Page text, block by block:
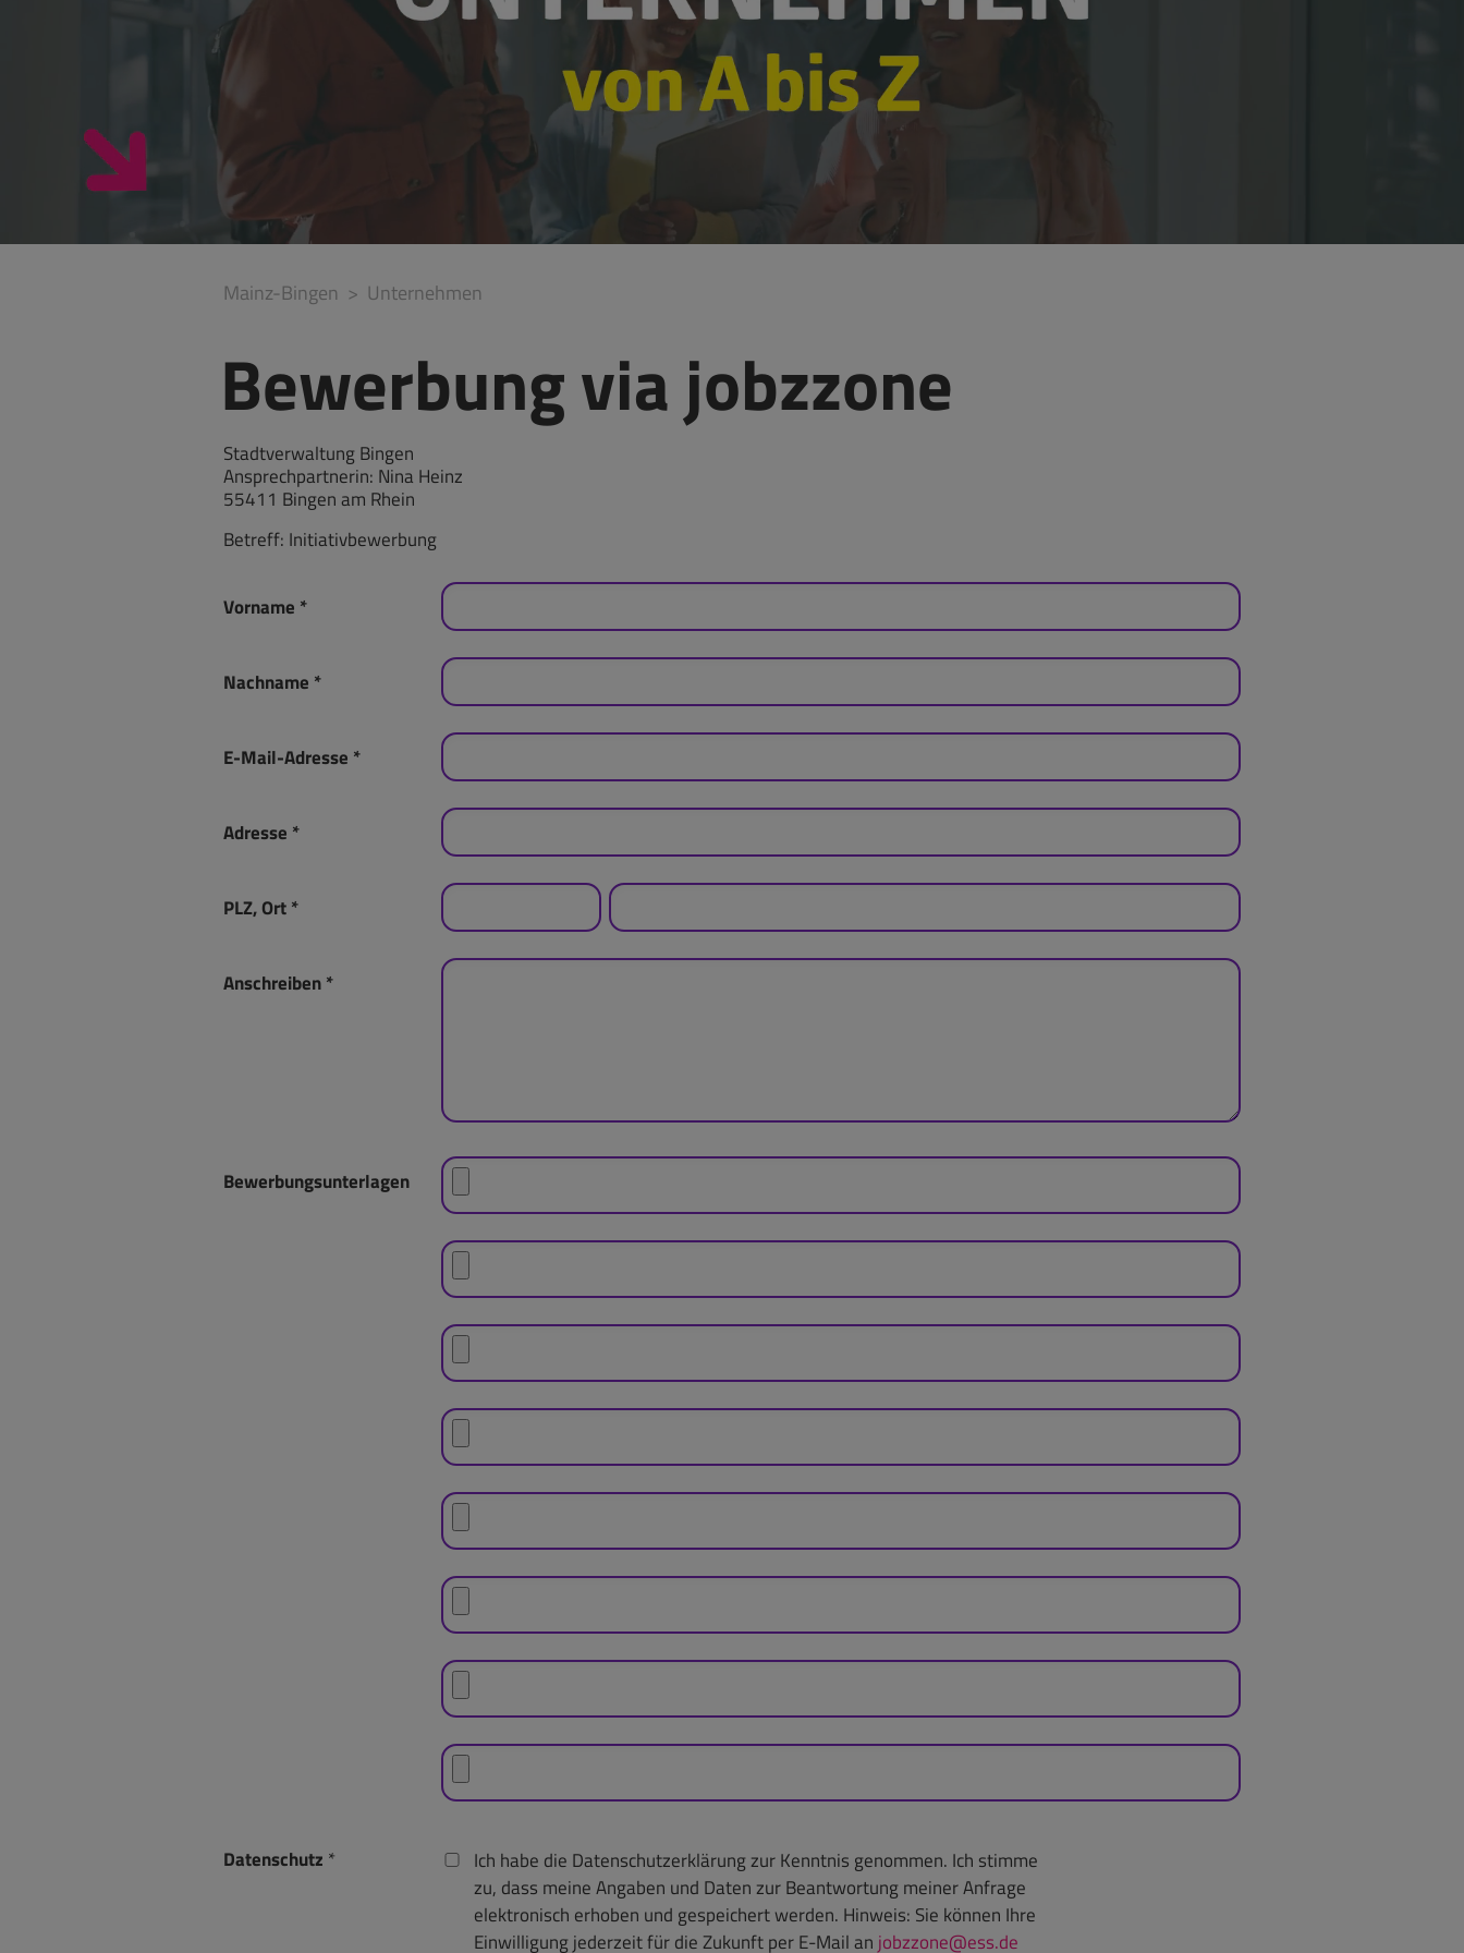
Mainz-Bingen Unternehmen
Bewerbung via jobzzone
Stadtverwaltung Bingen
Ansprechpartnerin: Nina Heinz
55411 Bingen am Rhein
Betreff: Initiativbewerbung
Vorname *
Nachname *
E-Mail-Adresse *
Adresse *
PLZ, Ort*
Anschreiben*
Bewerbungsunterlagen
Datenschutz *
Ich habe die Datenschutzerklärung zur Kenntnis genommen. Ich stimme
zu, dass meine Angaben und Daten zur Beantwortung meiner Anfrage
elektronisch erhoben und gespeichert werden. Hinweis: Sie können Ihre
Einwilligung jederzeit für die Zukunft per E-Mail anjobzzone@ess.de